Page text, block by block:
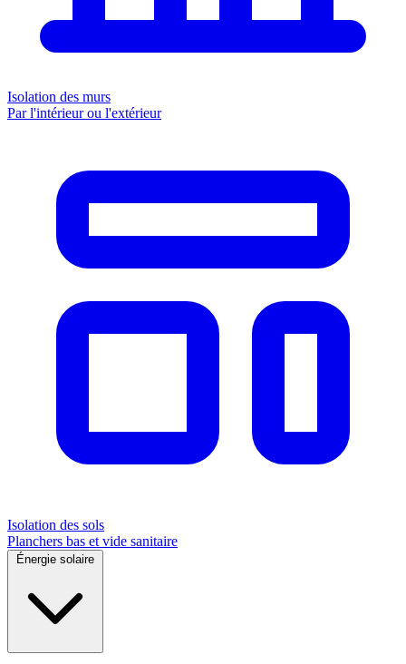
Isolation des murs
Par l'intérieur ou l'extérieur
Isolation des sols
Planchers bas et vide sanitaire